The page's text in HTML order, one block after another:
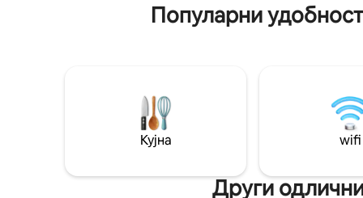
Земање и оставање Во Понорого нема
сместување кое е толку комплетно и
Популарни
Кујна wifi
Други